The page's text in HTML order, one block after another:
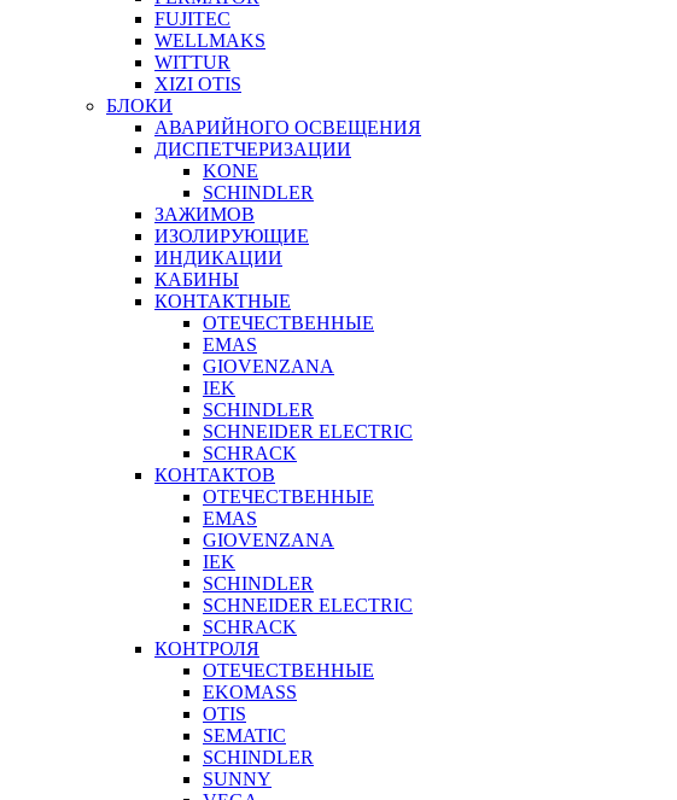
FUJITEC
WELLMAKS
WITTUR
XIZI OTIS
БЛОКИ
АВАРИЙНОГО ОСВЕЩЕНИЯ
ДИСПЕТЧЕРИЗАЦИИ
KONE
SCHINDLER
ЗАЖИМОВ
ИЗОЛИРУЮЩИЕ
ИНДИКАЦИИ
КАБИНЫ
КОНТАКТНЫЕ
ОТЕЧЕСТВЕННЫЕ
EMAS
GIOVENZANA
IEK
SCHINDLER
SCHNEIDER ELECTRIC
SCHRACK
КОНТАКТОВ
ОТЕЧЕСТВЕННЫЕ
EMAS
GIOVENZANA
IEK
SCHINDLER
SCHNEIDER ELECTRIC
SCHRACK
КОНТРОЛЯ
ОТЕЧЕСТВЕННЫЕ
EKOMASS
OTIS
SEMATIC
SCHINDLER
SUNNY